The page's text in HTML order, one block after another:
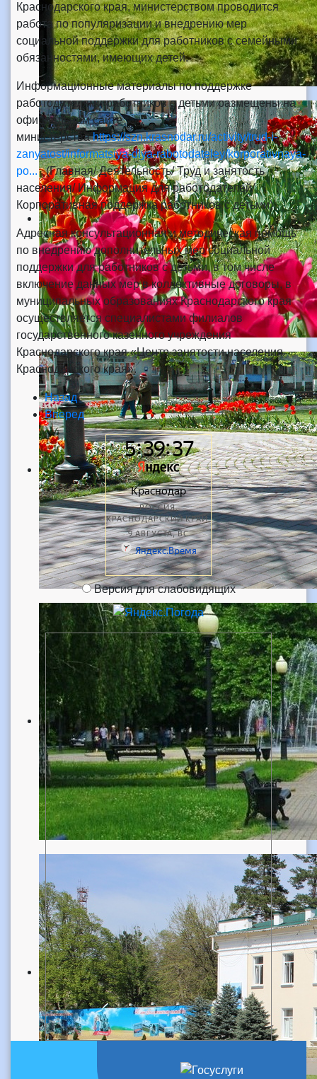
Краснодарского края, министерством проводится
работа по популяризации и внедрению мер
социальной поддержки для работников с семейными
обязанностями, имеющих детей.
Информационные материалы по поддержке
работодателями работников с детьми размещены на
официальном сайте
министерстваhttps://szn.krasnodar.ru/activity/trud-i-
zanyatost/informatsiya-dlya-rabotodateley/korporativnaya-
po..., (Главная/ Деятельность/ Труд и занятость
населения/ Информация для работодателей/
Корпоративная поддержка работников с детьми).
Адресная консультационная и методическая помощь
по внедрению дополнительных мер социальной
поддержки для работников с детьми, в том числе
включение данных мер в коллективные договоры, в
муниципальных образованиях Краснодарского края
осуществляется специалистами филиалов
государственного казенного учреждения
Краснодарского края «Центр занятости населения
Краснодарского края».
Назад
Вперед
Версия для слабовидящих